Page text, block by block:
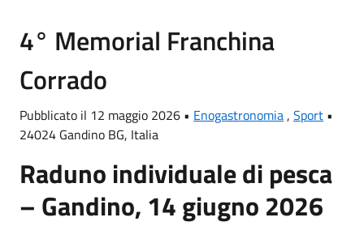
4° Memorial Franchina
Corrado
Pubblicato il 12 maggio 2026 • Enogastronomia, Sport •
24024 Gandino BG, Italia
Raduno individuale di pesca
– Gandino, 14 giugno 2026